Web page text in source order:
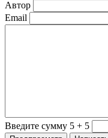
Автор
Email
Введите сумму 5 + 5